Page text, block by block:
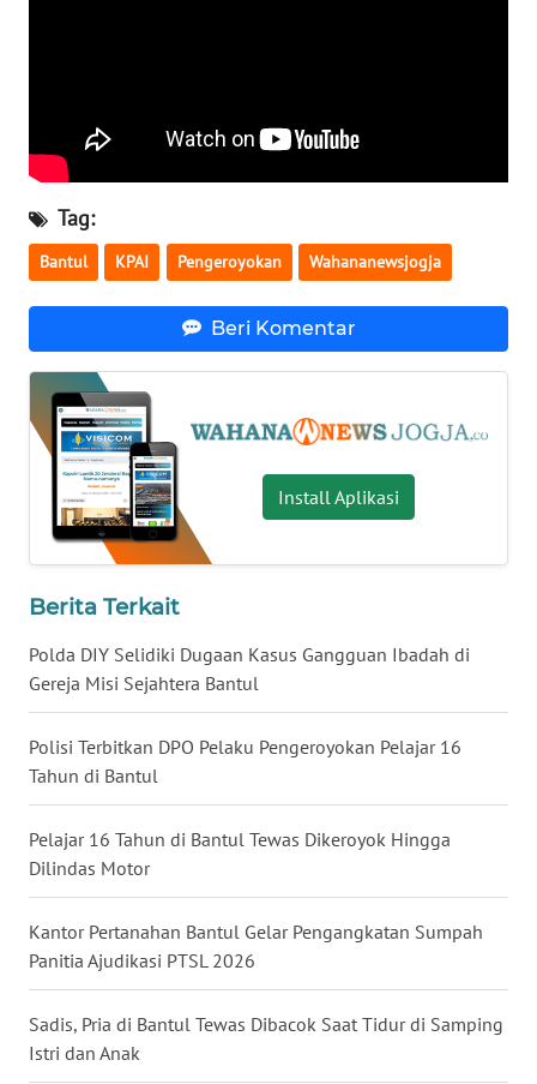
Tag:
Bantul KPAI Pengeroyokan Wahananewsjogja
Beri Komentar
Install Aplikasi
Berita Terkait
Polda DIY Selidiki Dugaan Kasus Gangguan Ibadah di
Gereja Misi Sejahtera Bantul
Polisi Terbitkan DPO Pelaku Pengeroyokan Pelajar 16
Tahun di Bantul
Pelajar 16 Tahun di Bantul Tewas Dikeroyok Hingga
Dilindas Motor
Kantor Pertanahan Bantul Gelar Pengangkatan Sumpah
Panitia Ajudikasi PTSL 2026
Sadis, Pria di Bantul Tewas Dibacok Saat Tidur di Samping
Istri dan Anak
WN
SUMBAR
WN
SUMSEL
WN
LAMPUNG
WN
JATENG
WN
WN
JOGJA
WN
JATIM
WN
BALI
WN
WN